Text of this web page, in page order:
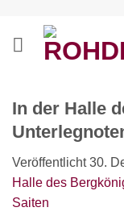
springen
In der Halle
Veröffentlicht30.
Halle des
Saiten